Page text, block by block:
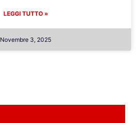
LEGGI TUTTO »
Novembre 3, 2025